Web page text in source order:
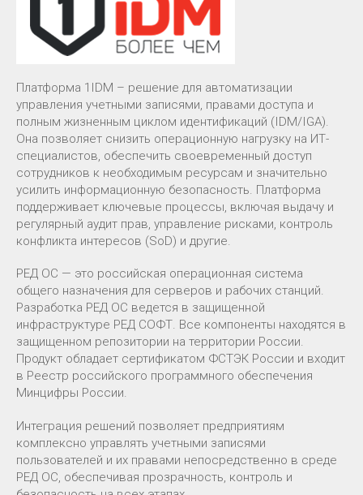
Платформа 1IDM – решение для автоматизации
управления учетными записями, правами доступа и
полным жизненным циклом идентификаций (IDM/IGA).
Она позволяет снизить операционную нагрузку на ИТ-
специалистов, обеспечить своевременный доступ
сотрудников к необходимым ресурсам и значительно
усилить информационную безопасность. Платформа
поддерживает ключевые процессы, включая выдачу и
регулярный аудит прав, управление рисками, контроль
конфликта интересов (SoD) и другие.
РЕД ОС — это российская операционная система
общего назначения для серверов и рабочих станций.
Разработка РЕД ОС ведется в защищенной
инфраструктуре РЕД СОФТ. Все компоненты находятся в
защищенном репозитории на территории России.
Продукт обладает сертификатом ФСТЭК России и входит
в Реестр российского программного обеспечения
Минцифры России.
Интеграция решений позволяет предприятиям
комплексно управлять учетными записями
пользователей и их правами непосредственно в среде
РЕД ОС, обеспечивая прозрачность, контроль и